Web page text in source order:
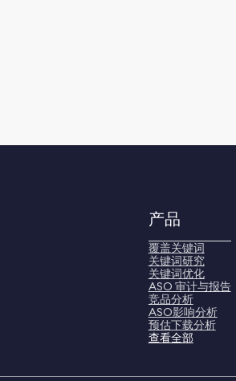
产品
覆盖关键词
关键词研究
关键词优化
ASO 审计与报告
竞品分析
ASO影响分析
预估下载分析
查看全部